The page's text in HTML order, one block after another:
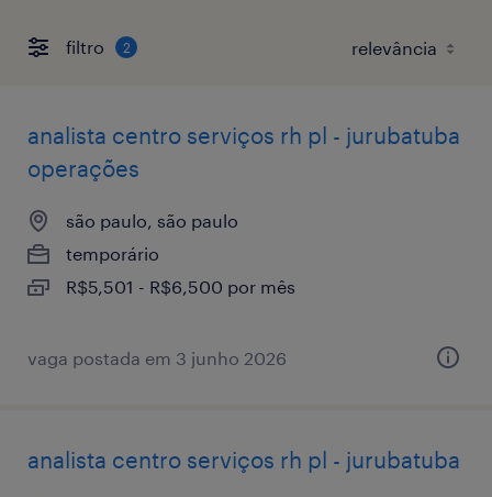
filtro 2
analista centro serviços rh pl - jurubatuba
operações
são paulo, são paulo
temporário
R$5,501 - R$6,500 por mês
vaga postada em 3 junho 2026
analista centro serviços rh pl - jurubatuba